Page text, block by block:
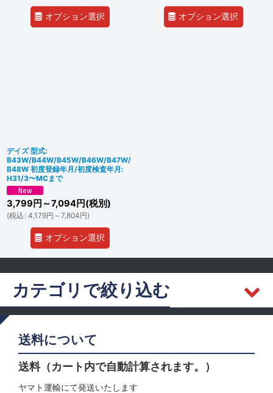
オプション選択 オプション選択
デイズ 型式:
B43W/B44W/B45W/B46W/B47W/
B48W 初度登録年月/初度検査年月:
H31/3〜MCまで
3,799 円 ～7,094円(税別)
(税込 : 4,179円 ～7,804円)
オプション選択
カテゴリで絞り込む
フロントドア
送料について
送料（カート内で自動計算されます。）
ヤマト運輸にて発送いたします